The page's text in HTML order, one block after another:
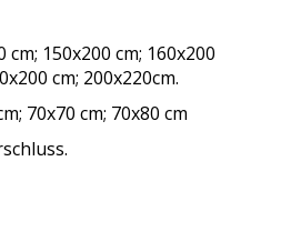
cm; 150x200 cm; 160x200
cm; 200x220cm.
70x70 cm; 70x80 cm